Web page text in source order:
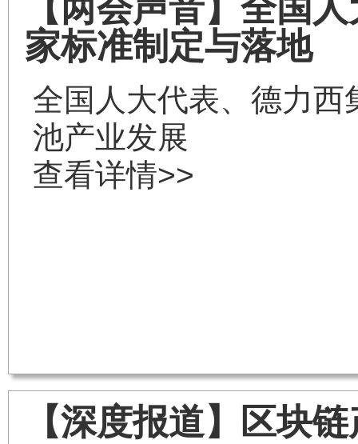
【两会声音】全国
家标准制定与落地
全国人大代表、德力
池产业发展
查看详情>>
【深度报道】区块